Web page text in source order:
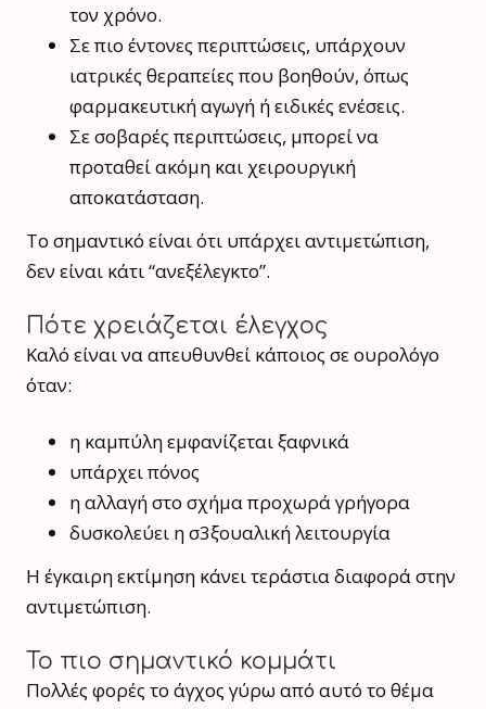
τον χρόνο.
Σε πιο έντονες περιπτώσεις, υπάρχουν
ιατρικές θεραπείες που βοηθούν, όπως
φαρμακευτική αγωγή ή ειδικές ενέσεις.
Σε σοβαρές περιπτώσεις, μπορεί να
προταθεί ακόμη και χειρουργική
αποκατάσταση.
Το σημαντικό είναι ότι υπάρχει αντιμετώπιση,
δεν είναι κάτι “ανεξέλεγκτο”.
Πότε χρειάζεται έλεγχος
Καλό είναι να απευθυνθεί κάποιος σε ουρολόγο
όταν:
η καμπύλη εμφανίζεται ξαφνικά
υπάρχει πόνος
η αλλαγή στο σχήμα προχωρά γρήγορα
δυσκολεύει η σ3ξουαλική λειτουργία
Η έγκαιρη εκτίμηση κάνει τεράστια διαφορά στην
αντιμετώπιση.
Το πιο σημαντικό κομμάτι
Πολλές φορές το άγχος γύρω από αυτό το θέμα